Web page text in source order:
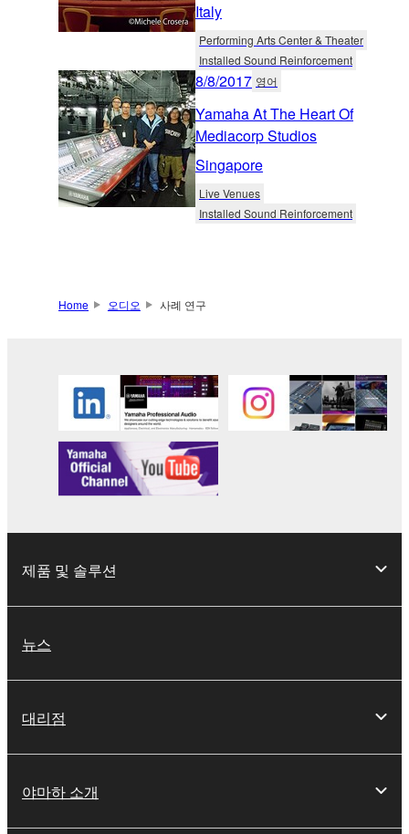
Italy
Performing Arts Center & Theater
Installed Sound Reinforcement
8/8/2017 영어
Yamaha At The Heart Of
Mediacorp Studios
Singapore
Live Venues
Installed Sound Reinforcement
Home 오디오 사례 연구
제품 및 솔루션
뉴스
대리점
야마하 소개